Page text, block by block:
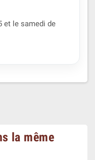
et le samedi de
la même